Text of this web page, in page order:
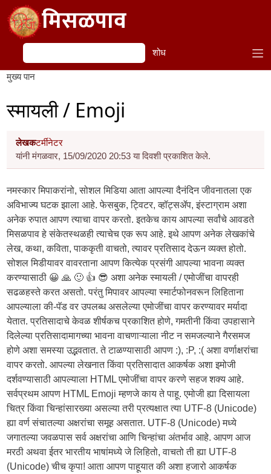
Skip to main contentमिसळपाव
शोध शोध
मुख्य पान
स्मायली / Emoji
लेखकटर्मीनेटर
यांनी मंगळवार, 15/09/2020 20:53 या दिवशी प्रकाशित केले.
नमस्कार मिपाकरांनो, सोशल मिडिया आता आपल्या दैनंदिन जीवनातला एक
अविभाज्य घटक झाला आहे. फेसबुक, ट्विटर, व्हॉट्सॲप, इंस्टाग्राम अशा
अनेक रुपात आपण त्याचा वापर करतो. इतकेच काय आपल्या सर्वांचे आवडते
मिसळपाव हे संकेतस्थळही त्याचेच एक रूप आहे. इथे आपण अनेक लेखकांचे
लेख, कथा, कविता, पाककृती वाचतो, त्यावर प्रतिसाद देऊन व्यक्त होतो.
सोशल मिडीयावर वावरताना आपण कित्येक प्रसंगी आपल्या भावना व्यक्त
करण्यासाठी 😀 🙏 🙂 👍 😎 अशा अनेक स्मायली / एमोजींचा वापरही
सढळहस्ते करत असतो. परंतु मिपावर आपल्या स्मार्टफोनवरून लिहिताना
आपल्याला की-पॅड वर उपलब्ध असलेल्या एमोजींचा वापर करण्यावर मर्यादा
येतात. प्रतिसादाचे केवळ शीर्षकच प्रकाशित होणे, गमतीनी किंवा उपहासाने
दिलेल्या प्रतिसादामागच्या भावना वाचणाऱ्याला नीट न समजल्याने गैरसमज
होणे अशा समस्या उद्भवतात. ते टाळण्यासाठी आपण :), :P, :( अशा वर्णाक्षरांचा
वापर करतो. आपल्या लेखनात किंवा प्रतिसादात आकर्षक अशा इमोजी
दर्शवण्यासाठी आपल्याला HTML एमोजींचा वापर करणे सहज शक्य आहे.
सर्वप्रथम आपण HTML Emoji म्हणजे काय ते पाहू. एमोजी ह्या दिसायला
चित्र किंवा चिन्हांसारख्या असल्या तरी प्रत्यक्षात त्या UTF-8 (Unicode)
ह्या वर्ण संचातल्या अक्षरांचा समूह असतात. UTF-8 (Unicode) मध्ये
जगातल्या जवळपास सर्व अक्षरांचा आणि चिन्हांचा अंतर्भाव आहे. आपण आज
मरठी अथवा ईतर भारतीय भाषांमध्ये जे लिहितो, वाचतो ती ह्या UTF-8
(Unicode) चीच कृपा! आता आपण पाहूयात की अशा हजारो आकर्षक